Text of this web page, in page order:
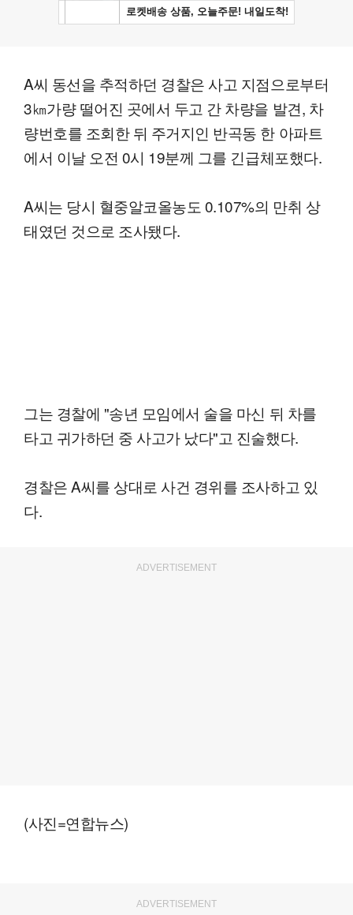
A씨 동선을 추적하던 경찰은 사고 지점으로부터
3㎞가량 떨어진 곳에서 두고 간 차량을 발견, 차
량번호를 조회한 뒤 주거지인 반곡동 한 아파트
에서 이날 오전 0시 19분께 그를 긴급체포했다.
A씨는 당시 혈중알코올농도 0.107%의 만취 상
태였던 것으로 조사됐다.
그는 경찰에 "송년 모임에서 술을 마신 뒤 차를
타고 귀가하던 중 사고가 났다"고 진술했다.
경찰은 A씨를 상대로 사건 경위를 조사하고 있
다.
ADVERTISEMENT
(사진=연합뉴스)
ADVERTISEMENT